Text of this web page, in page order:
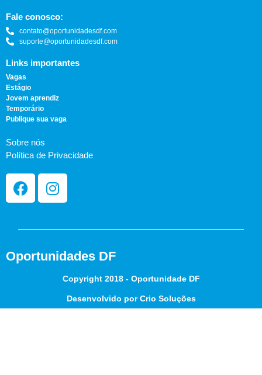
Fale conosco:
contato@oportunidadesdf.com
suporte@oportunidadesdf.com
Links importantes
Vagas
Estágio
Jovem aprendiz
Temporário
Publique sua vaga
Sobre nós
Política de Privacidade
Oportunidades DF
Copyright 2018 - Oportunidade DF
Desenvolvido por Crio Soluções